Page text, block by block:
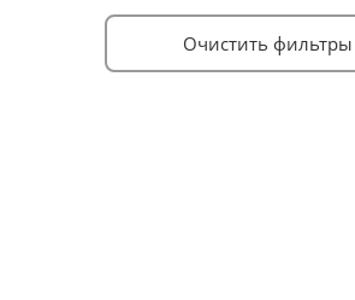
Очистить фильтры